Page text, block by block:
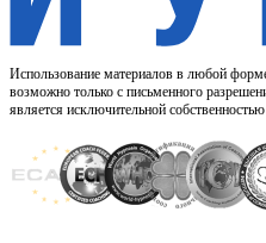
Использование материалов в любой
возможно только с письменного
является исключительной